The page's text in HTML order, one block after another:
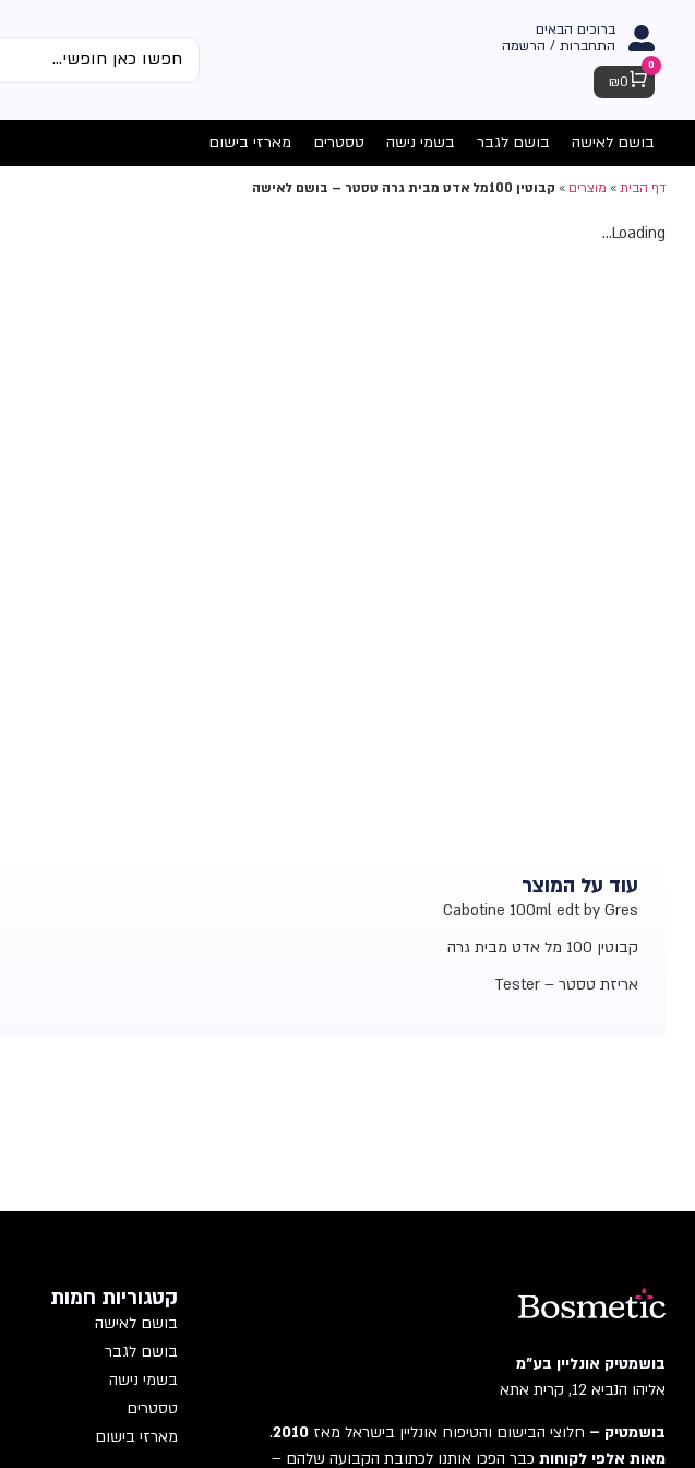
ברוכים הבאים
התחברות / הרשמה
Cart
0
₪0
בושם לאישה בושם לגבר בשמי נישה טסטרים מארזי בישום
דף הבית» מוצרים» קבוטין 100מל אדט מבית גרה טסטר – בושם לאישה
Loading...
עוד על המוצר
Cabotine 100ml edt by Gres
קבוטין 100 מל אדט מבית גרה
אריזת טסטר – Tester
בושמטיק אונליין בע"מ
אליהו הנביא 12, קרית אתא
בושמטיק – חלוצי הבישום והטיפוח אונליין בישראל מאז 2010
.
מאות אלפי לקוחות כבר הפכו אותנו לכתובת הקבועה שלהם –
קטגוריות חמות
בושם לאישה
בושם לגבר
בשמי נישה
טסטרים
מארזי בישום